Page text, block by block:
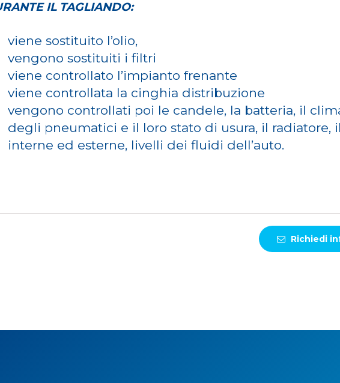
IL TAGLIANDO:
viene sostituito l’olio,
vengono sostituiti i filtri
viene controllato l’impianto frenante
viene controllata la cinghia distribuzione
vengono controllati poi le candele, la batteria, il
degli pneumatici e il loro stato di usura, il radiatore,
interne ed esterne, livelli dei fluidi dell’auto.
Richiedi